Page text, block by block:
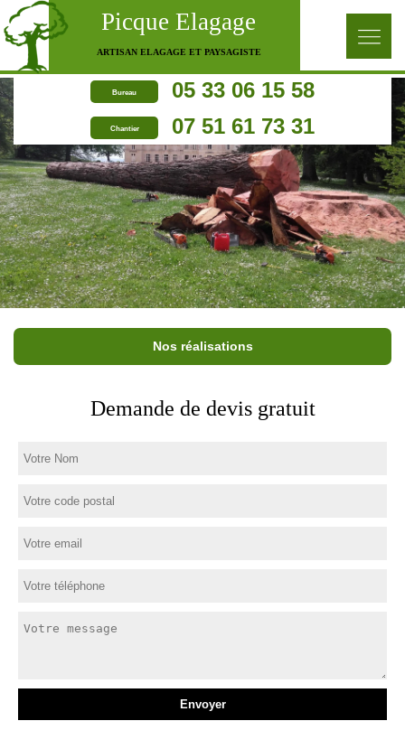
Picque Elagage
ARTISAN ELAGAGE ET PAYSAGISTE
Bureau 05 33 06 15 58
Chantier 07 51 61 73 31
Nos réalisations
Demande de devis gratuit